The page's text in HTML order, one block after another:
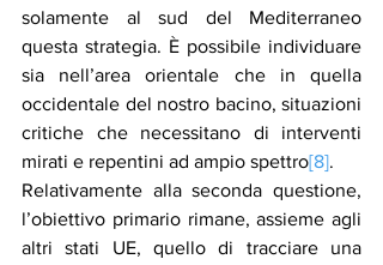
solamente al sud del Mediterraneo
questa strategia. È possibile individuare
sia nell’area orientale che in quella
occidentale del nostro bacino, situazioni
critiche che necessitano di interventi
mirati e repentini ad ampio spettro[8].
Relativamente alla seconda questione,
l’obiettivo primario rimane, assieme agli
altri stati UE, quello di tracciare una